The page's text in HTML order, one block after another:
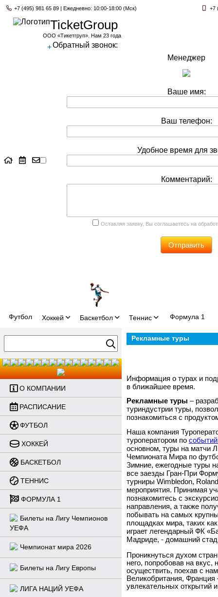
+7 (495) 981 65 89 | Ежедневно: 10:00-18:00 (Мск) +7
TicketGroup
ООО «Тикетгруп». Нам 23 года
+Обратный звонок:
Менеджер
Ваше имя:
Ваш телефон:
Удобное время для
Комментарий:
Оставляя заявку, Вы соглашаетесь на
Отправить
Футбол Хоккей Баскетбол Теннис Формула 1
Рекламные туры
Информация о турах и
в ближайшее время.
Рекламные туры –
туриндустрии туры,
познакомиться с
Наша компания
туроператором по
основном, туры на матчи
Чемпионата Мира по
Зимние, ежегодные туры
все заезды Гран-При
турниры Wimbledon, Roland
мероприятия. Принимая
познакомитесь с
направления, а также
побывать на самых
площадках мира, таких
играет легендарный ФК
Мадриде, - домашний
Проникнуться духом
него, попробовав на вкус,
осуществить, поехав с
Великобритания, Франция
увлекательных открытий
О КОМПАНИИ
РАСПИСАНИЕ
ФУТБОЛ
ХОККЕЙ
БАСКЕТБОЛ
ТЕННИС
ФОРМУЛА 1
Билеты на Лигу Чемпионов
УЕФА
Чемпионат мира 2026
Билеты на Лигу Европы
ЛИГА НАЦИЙ УЕФА